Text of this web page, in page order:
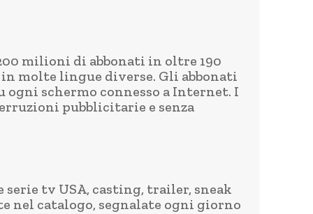
milioni di abbonati in oltre 190
molte lingue diverse. Gli abbonati
schermo connesso a Internet. I
pubblicitarie e senza
tv USA, casting, trailer, sneak
nel catalogo, segnalate ogni giorno